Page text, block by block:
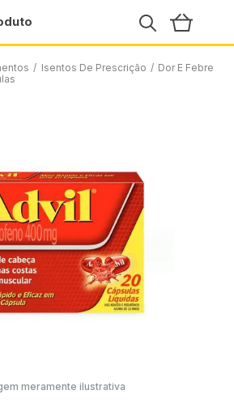
/ Isentos De Prescrição / Dor E Febre
meramente ilustrativa